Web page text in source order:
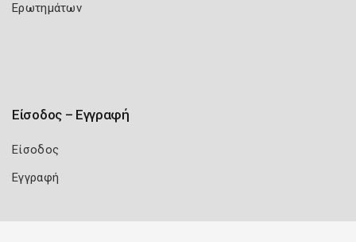
Ερωτημάτων
Είσοδος – Εγγραφή
Είσοδος
Εγγραφή